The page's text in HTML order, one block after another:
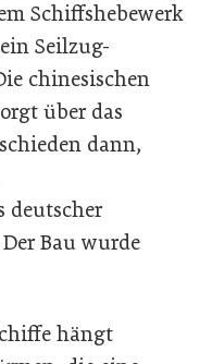
Schiffshebewerk
Seilzug-
chinesischen
über das
dann,
deutscher
Bau wurde
hängt